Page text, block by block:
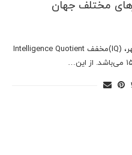
مختلف جهان
ضریب هوشی یا بهره هوشی یا هوش‌بهر، (IQ)مخفف Intelligence Quotient